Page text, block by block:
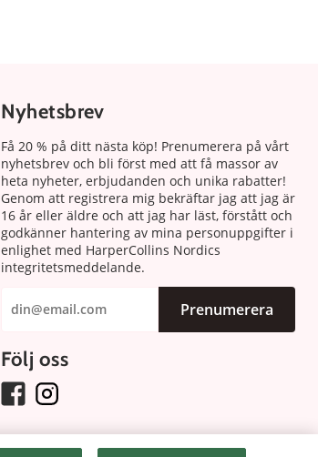
Nyhetsbrev
Få 20 % på ditt nästa köp! Prenumerera på vårt
nyhetsbrev och bli först med att få massor av
heta nyheter, erbjudanden och unika rabatter!
Genom att registrera mig bekräftar jag att jag är
16 år eller äldre och att jag har läst, förstått och
godkänner hantering av mina personuppgifter i
enlighet med HarperCollins Nordics
integritetsmeddelande.
Prenumerera
Följ oss